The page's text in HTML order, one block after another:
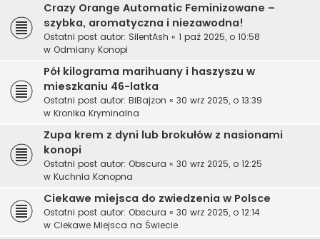
Crazy Orange Automatic Feminizowane –
szybka, aromatyczna i niezawodna!
Ostatni post autor: SilentAsh « 1 paź 2025, o 10:58
w Odmiany Konopi
Pół kilograma marihuany i haszyszu w
mieszkaniu 46-latka
Ostatni post autor: BiBajzon « 30 wrz 2025, o 13:39
w Kronika Kryminalna
Zupa krem z dyni lub brokułów z nasionami
konopi
Ostatni post autor: Obscura « 30 wrz 2025, o 12:25
w Kuchnia Konopna
Ciekawe miejsca do zwiedzenia w Polsce
Ostatni post autor: Obscura « 30 wrz 2025, o 12:14
w Ciekawe Miejsca na Świecie